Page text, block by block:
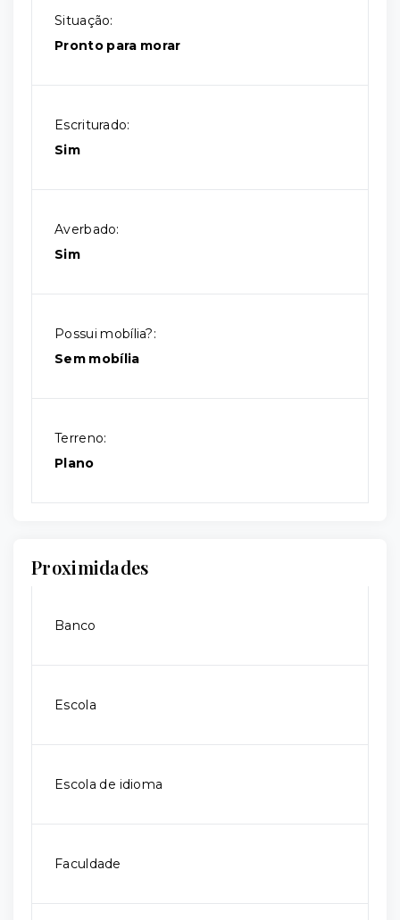
Situação:
Pronto para morar
Escriturado:
Sim
Averbado:
Sim
Possui mobília?:
Sem mobília
Terreno:
Plano
Proximidades
Banco
Escola
Escola de idioma
Faculdade